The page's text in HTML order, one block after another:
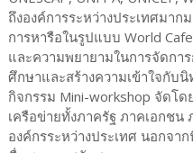
ถึงองค์การระหว่างประเทศมา
การหารือในรูปแบบ World
และความพยายามในการจัดกา
ศึกษาและสร้างความเข้าใจกับ
กิจกรรม Mini-workshop จัดโ
เครือข่ายทั้งภาครัฐ ภาคเอกชน
องค์กรระหว่างประเทศ นอกจา